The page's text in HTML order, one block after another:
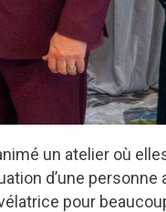
un atelier où
d’une personne
pour